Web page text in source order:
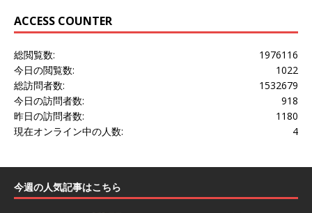
ACCESS COUNTER
1976116
総閲覧数:
1022
今日の閲覧数:
1532679
総訪問者数:
918
今日の訪問者数:
1180
昨日の訪問者数:
4
現在オンライン中の人数:
今週の人気記事はこちら